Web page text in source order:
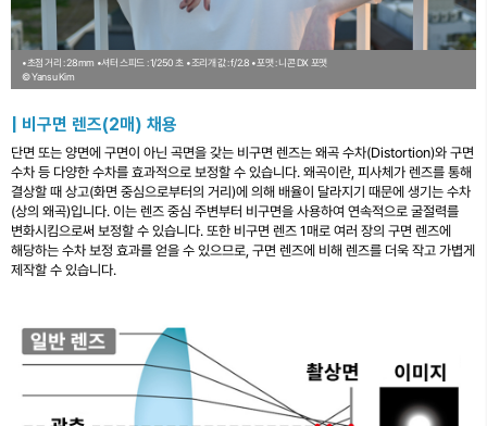
•초점 거리 : 28mm •셔터 스피드 : 1/250 초 •조리개 값 : f/2.8 •포맷 : 니콘 DX 포맷
© Yansu Kim
| 비구면 렌즈(2매) 채용
단면 또는 양면에 구면이 아닌 곡면을 갖는 비구면 렌즈는 왜곡 수차(Distortion)와 구면
수차 등 다양한 수차를 효과적으로 보정할 수 있습니다. 왜곡이란, 피사체가 렌즈를 통해
결상할 때 상고(화면 중심으로부터의 거리)에 의해 배율이 달라지기 때문에 생기는 수차
(상의 왜곡)입니다. 이는 렌즈 중심 주변부터 비구면을 사용하여 연속적으로 굴절력를
변화시킴으로써 보정할 수 있습니다. 또한 비구면 렌즈 1매로 여러 장의 구면 렌즈에
해당하는 수차 보정 효과를 얻을 수 있으므로, 구면 렌즈에 비해 렌즈를 더욱 작고 가볍게
제작할 수 있습니다.